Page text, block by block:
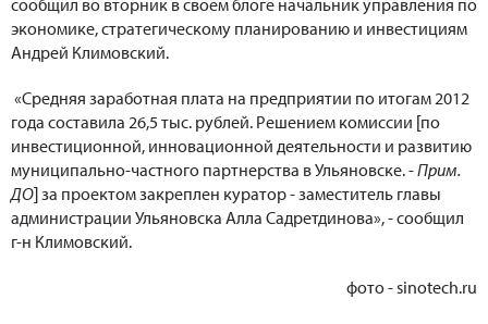
экономике, стратегическому планированию и инвестициям
Андрей Климовский.
«Средняя заработная плата на предприятии по итогам 2012
года составила 26,5 тыс. рублей. Решением комиссии [по
инвестиционной, инновационной деятельности и развитию
муни­ципально-частного партнерства в Ульяновске. -Прим.
ДО] за проектом закреплен куратор - заместитель главы
администрации Ульяновска Алла Садретдинова», - сообщил
г-н Климовский.
фото - sinotech.ru